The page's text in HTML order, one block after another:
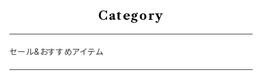
Category
セール&おすすめアイテム